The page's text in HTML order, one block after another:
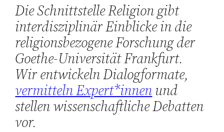
Die Schnittstelle Religion gibt
interdisziplinär Einblicke in die
religionsbezogene Forschung der
Goethe-Universität Frankfurt.
Wir entwickeln Dialogformate,
vermitteln Expert*innenund
stellen wissenschaftliche Debatten
vor.